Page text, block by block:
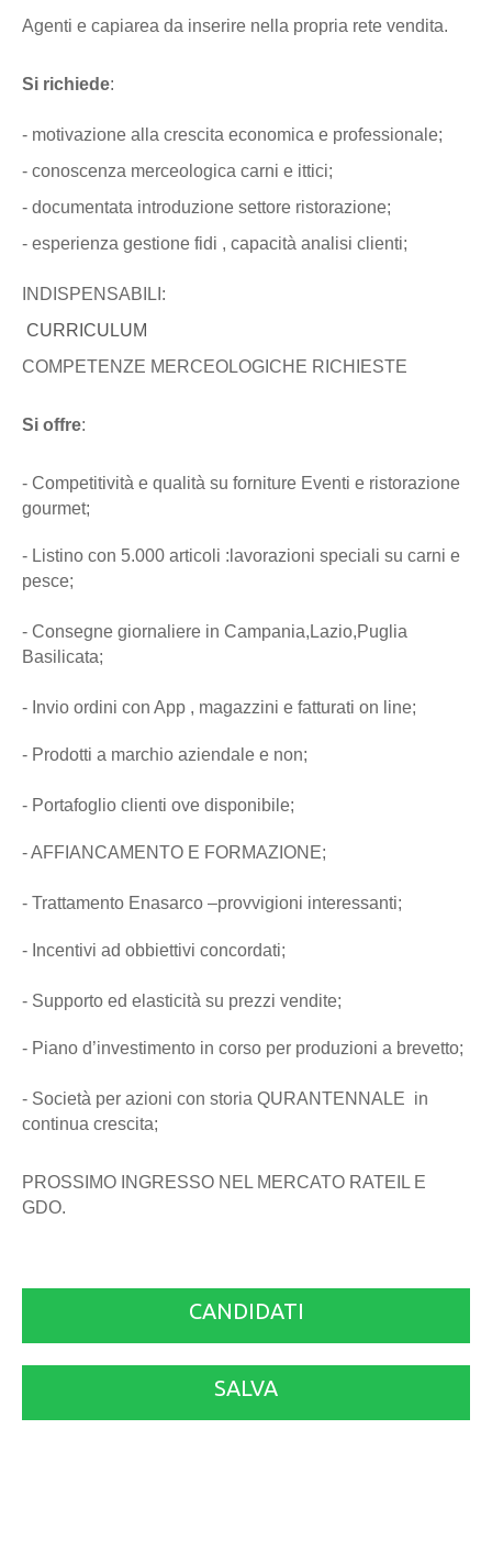
Agenti e capiarea da inserire nella propria rete vendita.
Si richiede:
- motivazione alla crescita economica e professionale;
- conoscenza merceologica carni e ittici;
- documentata introduzione settore ristorazione;
- esperienza gestione fidi , capacità analisi clienti;
INDISPENSABILI:
CURRICULUM
COMPETENZE MERCEOLOGICHE RICHIESTE
Si offre:
- Competitività e qualità su forniture Eventi e ristorazione
gourmet;
- Listino con 5.000 articoli :lavorazioni speciali su carni e
pesce;
- Consegne giornaliere in Campania,Lazio,Puglia
Basilicata;
- Invio ordini con App , magazzini e fatturati on line;
- Prodotti a marchio aziendale e non;
- Portafoglio clienti ove disponibile;
- AFFIANCAMENTO E FORMAZIONE;
- Trattamento Enasarco –provvigioni interessanti;
- Incentivi ad obbiettivi concordati;
- Supporto ed elasticità su prezzi vendite;
- Piano d’investimento in corso per produzioni a brevetto;
- Società per azioni con storia QURANTENNALE in
continua crescita;
PROSSIMO INGRESSO NEL MERCATO RATEIL E
GDO.
CANDIDATI
SALVA